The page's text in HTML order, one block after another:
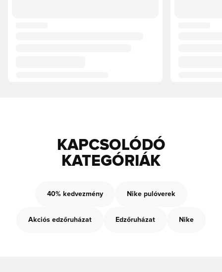
KAPCSOLÓDÓ
KATEGÓRIÁK
40% kedvezmény Nike pulóverek
Akciós edzőruházat Edzőruházat Nike